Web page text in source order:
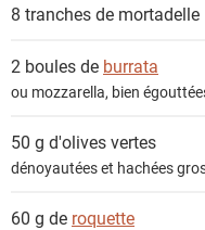
t
s
8 tranches de mortadelle
2 boules de burrata
ou mozzarella, bien
50 g d'olives vertes
dénoyautées et hachées
60 g de roquette